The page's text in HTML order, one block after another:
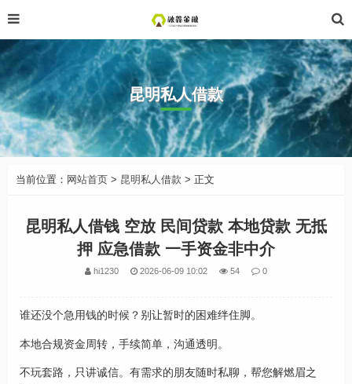
昆明私人借款
当前位置： 网站首页 > 昆明私人借款 > 正文
昆明私人借钱 空放 民间贷款 本地贷款 无抵
押 应急借款 一手资金非中介
hi1230 2026-06-09 10:02 54 0
谁还没个急用钱的时候？别让暂时的困难绊住脚。
本地合规资金周转，手续简单，沟通透明。
不玩套路，只讲诚信。有需求的朋友随时私聊，帮您解燃眉之